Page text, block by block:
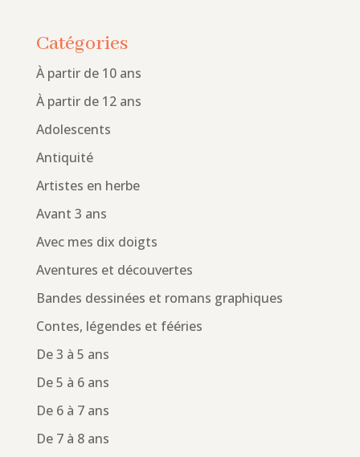
Catégories
À partir de 10 ans
À partir de 12 ans
Adolescents
Antiquité
Artistes en herbe
Avant 3 ans
Avec mes dix doigts
Aventures et découvertes
Bandes dessinées et romans graphiques
Contes, légendes et fééries
De 3 à 5 ans
De 5 à 6 ans
De 6 à 7 ans
De 7 à 8 ans